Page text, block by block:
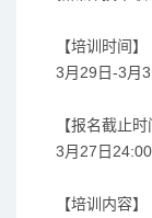
【培训时间】
3月29日-3月
【报名截止时
3月27日24:00
【培训内容】